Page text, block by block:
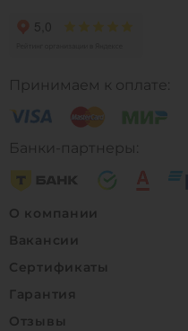
Принимаем к оплате:
Банки-партнеры:
О компании
Вакансии
Сертификаты
Гарантия
Отзывы